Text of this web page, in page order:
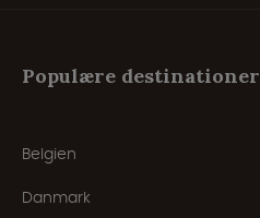
Populære destinationer
Belgien
Danmark